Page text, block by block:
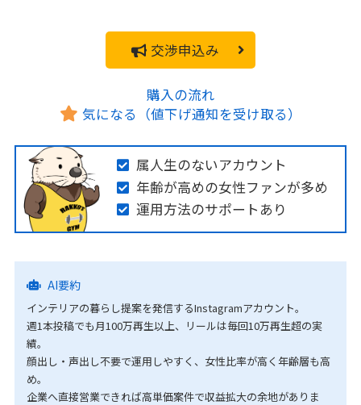
交渉申込み
購入の流れ
気になる（値下げ通知を受け取る）
属人生のないアカウント
年齢が高めの女性ファンが多め
運用方法のサポートあり
AI要約
インテリアの暮らし提案を発信するInstagramアカウント。
週1本投稿でも月100万再生以上、リールは毎回10万再生超の実
績。
顔出し・声出し不要で運用しやすく、女性比率が高く年齢層も高
め。
企業へ直接営業できれば高単価案件で収益拡大の余地がありま